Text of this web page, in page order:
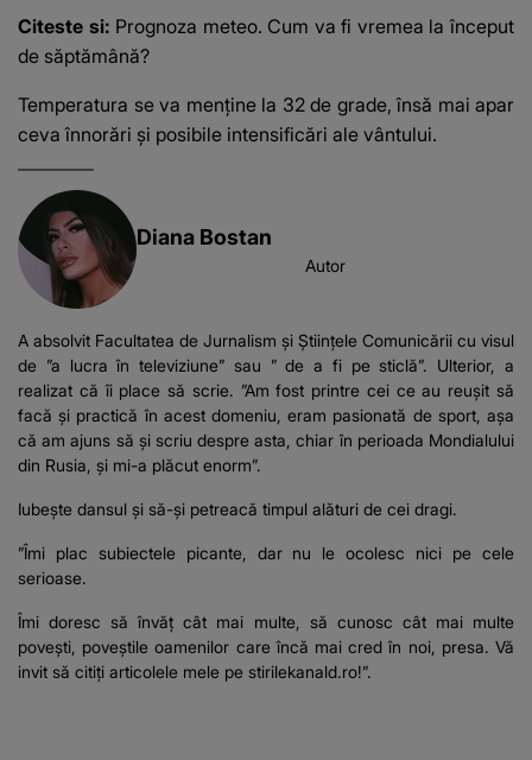
Citeste si: Prognoza meteo. Cum va fi vremea la început
de săptămână?
Temperatura se va menține la 32 de grade, însă mai apar
ceva înnorări şi posibile intensificări ale vântului.
Diana Bostan
Autor
A absolvit Facultatea de Jurnalism și Științele Comunicării cu visul
de ”a lucra în televiziune” sau ” de a fi pe sticlă”. Ulterior, a
realizat că îi place să scrie. ”Am fost printre cei ce au reușit să
facă și practică în acest domeniu, eram pasionată de sport, așa
că am ajuns să și scriu despre asta, chiar în perioada Mondialului
din Rusia, și mi-a plăcut enorm”.
Iubește dansul și să-și petreacă timpul alături de cei dragi.
”Îmi plac subiectele picante, dar nu le ocolesc nici pe cele
serioase.
Îmi doresc să învăț cât mai multe, să cunosc cât mai multe
povești, poveștile oamenilor care încă mai cred în noi, presa. Vă
invit să citiți articolele mele pe stirilekanald.ro!”.